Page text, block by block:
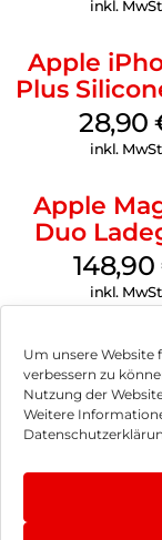
Um unsere
verbessern zu
Nutzung der
Weitere
inkl.
Apple
Plus
MagSafe
28,90
inkl.
Apple
Duo
Weiß
148,90
inkl.
Impressum